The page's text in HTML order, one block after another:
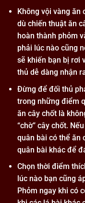
Không vội vàng ăn
dù chiến thuật ăn
hoàn thành phỏm
phải lúc nào cũng
sẽ khiến bạn bị rơi
thủ dễ dàng nhận
Đừng để đối thủ
trong những điểm
ăn cây chốt là
“chờ” cây chốt.
quân bài có thể ăn
quân bài khác để
Chọn thời điểm
lúc nào bạn cũng
Phỏm ngay khi có